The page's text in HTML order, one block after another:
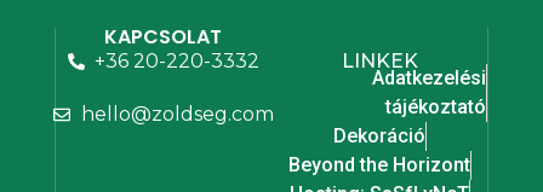
KAPCSOLAT
+36 20-220-3332
hello@zoldseg.com
LINKEK
Adatkezelési
tájékoztató
Dekoráció
Beyond the Horizont